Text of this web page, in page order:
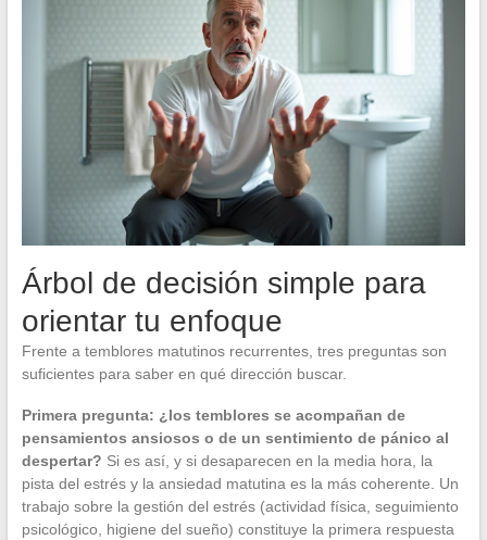
Árbol de decisión simple para
orientar tu enfoque
Frente a temblores matutinos recurrentes, tres preguntas son
suficientes para saber en qué dirección buscar.
Primera pregunta: ¿los temblores se acompañan de
pensamientos ansiosos o de un sentimiento de pánico al
despertar? Si es así, y si desaparecen en la media hora, la
pista del estrés y la ansiedad matutina es la más coherente. Un
trabajo sobre la gestión del estrés (actividad física, seguimiento
psicológico, higiene del sueño) constituye la primera respuesta